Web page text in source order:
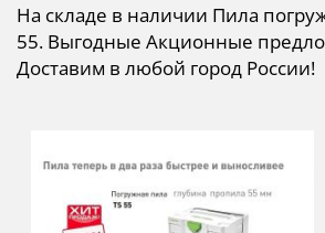
На складе в наличии Пила
55. Выгодные Акционные
Доставим в любой город России!